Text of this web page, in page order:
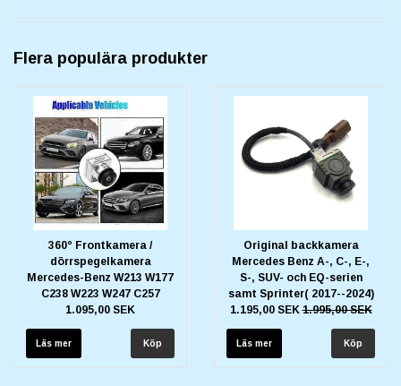
Flera populära produkter
360° Frontkamera /
dörrspegelkamera
Mercedes-Benz W213 W177
C238 W223 W247 C257
1.095,00 SEK
Läs mer
Original backkamera
Mercedes Benz A-, C-, E-,
S-, SUV- och EQ-serien
samt Sprinter( 2017--2024)
1.195,00 SEK1.995,00 SEK
Läs mer